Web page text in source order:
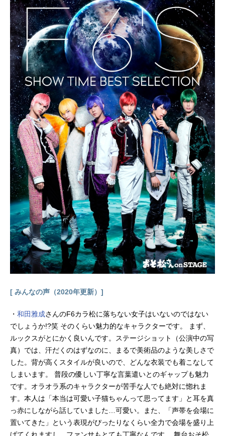
ところから物語は始まる…。「サク
セス荘」で毎回巻き起こる予測不能
な展開、役者たちのリアルなリアク
ションや垣間見える素の表情をお楽
しみください！作品名テレビ演劇サ
クセス荘放送形態実写ドラマスケジ
ュール2019年7月12日（木）～2019
年9月27日（木）テレビ東京系にて話
数全12話キャスト和田雅成高橋健介
高野洸髙木俊黒羽麻璃央有澤樟太郎
荒牧慶彦定本楓馬玉城裕規寺山武志
ナレーター：山寺宏一スタッフ原
案・プロデュース：松田誠（ネルケ
プランニング）脚本：徳尾浩司監
督：川尻恵太（SUGARBOY）主題歌
「今日もきっとサクセス荘」川尻恵
太(C)「テレビ演劇サクセス荘」製作
委員会『テレビ演劇サクセス荘』公
式サイト『テレビ演劇サクセス荘』
公式Twitter 「テレビ演劇サクセス
荘」のグッズを探す
[ みんなの声（2020年更新）]
・ 和田雅成さんのF6カラ松に落ちない女子はいないのではない
でしょうか!?笑 そのくらい魅力的なキャラクターです。 まず、
ルックスがとにかく良いんです。ステージショット（公演中の写
真）では、汗だくのはずなのに、まるで美術品のような美しさで
した。背が高くスタイルが良いので、どんな衣装でも着こなして
しまいます。 普段の優しい丁寧な言葉遣いとのギャップも魅力
です。オラオラ系のキャラクターが苦手な人でも絶対に惚れま
す。本人は「本当は可愛い子猫ちゃんって思ってます」と耳を真
っ赤にしながら話していました…可愛い。また、「声帯を会場に
置いてきた」という表現がぴったりなくらい全力で会場を盛り上
げてくれますし、ファンサもとても丁寧なんです。 舞台おそ松